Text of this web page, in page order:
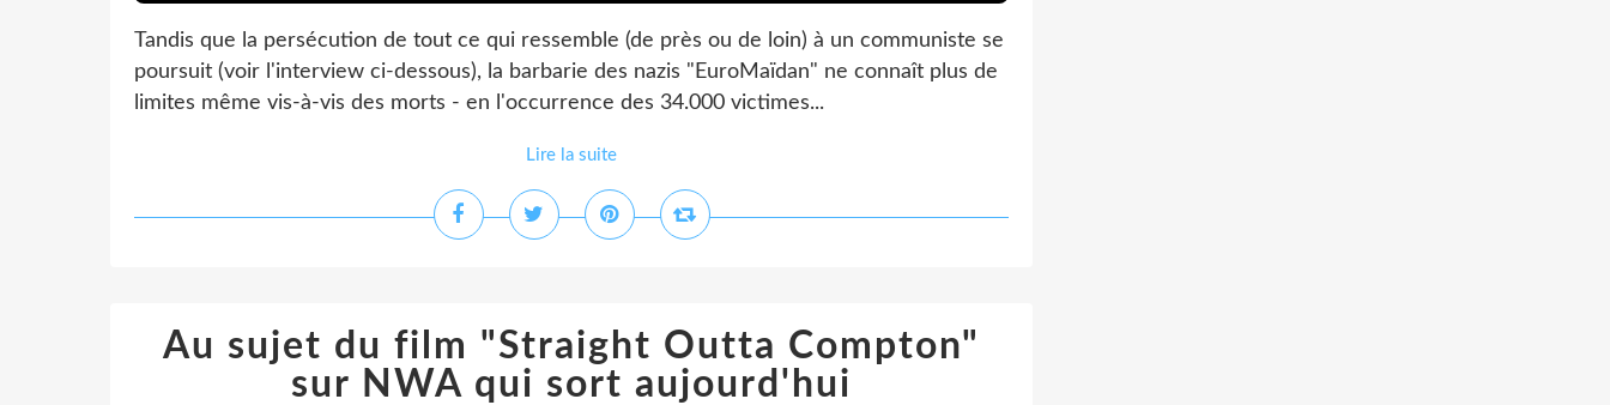
Tandis que la persécution de tout ce qui ressemble (de près ou de loin) à un communiste se
poursuit (voir l'interview ci-dessous), la barbarie des nazis "EuroMaïdan" ne connaît plus de
limites même vis-à-vis des morts - en l'occurrence des 34.000 victimes...
Lire la suite
Au sujet du film "Straight Outta Compton"
sur NWA qui sort aujourd'hui